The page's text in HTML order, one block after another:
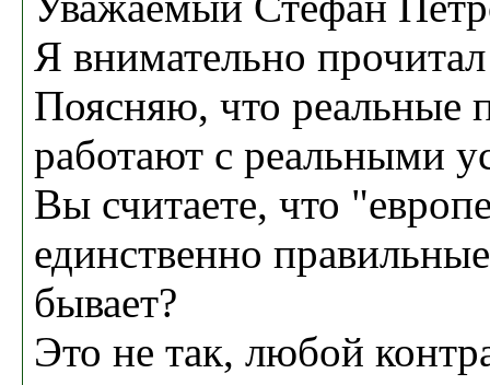
Я внимательно
Поясняю, что реальные
работают с реальными
Вы считаете, что
единственно
бывает?
Это не так, любой